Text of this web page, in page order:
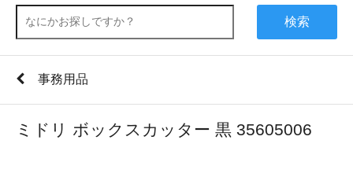
検索
事務用品
ミドリ ボックスカッター 黒 35605006